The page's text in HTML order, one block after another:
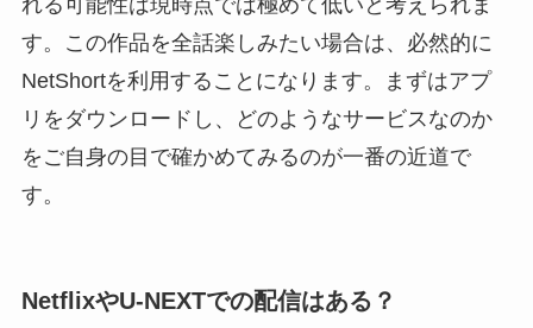
れる可能性は現時点では極めて低いと考えられま
す。この作品を全話楽しみたい場合は、必然的に
NetShortを利用することになります。まずはアプ
リをダウンロードし、どのようなサービスなのか
をご自身の目で確かめてみるのが一番の近道で
す。
NetflixやU-NEXTでの配信はある？